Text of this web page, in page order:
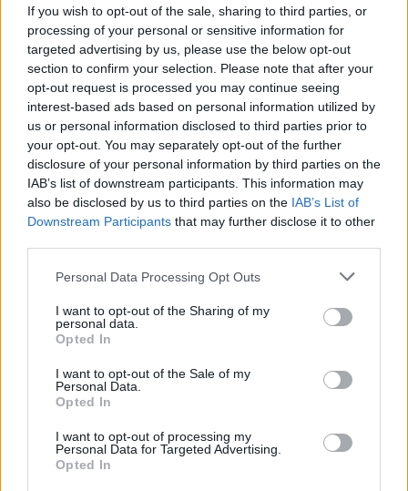
If you wish to opt-out of the sale, sharing to third parties, or
processing of your personal or sensitive information for
targeted advertising by us, please use the below opt-out
section to confirm your selection. Please note that after your
opt-out request is processed you may continue seeing
interest-based ads based on personal information utilized by
us or personal information disclosed to third parties prior to
your opt-out. You may separately opt-out of the further
disclosure of your personal information by third parties on the
IAB’s list of downstream participants. This information may
also be disclosed by us to third parties on the IAB’s List of
Downstream Participants that may further disclose it to other
Personal Data Processing Opt Outs
I want to opt-out of the Sharing of my
personal data.
Opted In
I want to opt-out of the Sale of my
Personal Data.
Opted In
I want to opt-out of processing my
Personal Data for Targeted Advertising.
Opted In
Δημοτικό Συμβούλιο Σκύδρας: εγκρίσεις
ισολογισμών προ δεκαετίας (ΕΦΑΚΠΠ) και
η έξαλλη Δήμαρχος με την Παπαδοπούλου
02 Μαΐου 2025